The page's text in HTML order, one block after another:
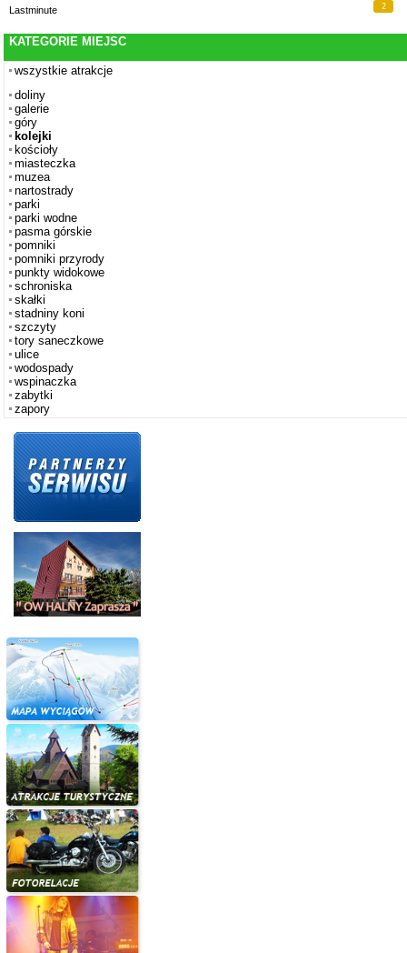
Lastminute 2
KATEGORIE MIEJSC
wszystkie atrakcje
doliny
galerie
góry
kolejki
kościoły
miasteczka
muzea
nartostrady
parki
parki wodne
pasma górskie
pomniki
pomniki przyrody
punkty widokowe
schroniska
skałki
stadniny koni
szczyty
tory saneczkowe
ulice
wodospady
wspinaczka
zabytki
zapory